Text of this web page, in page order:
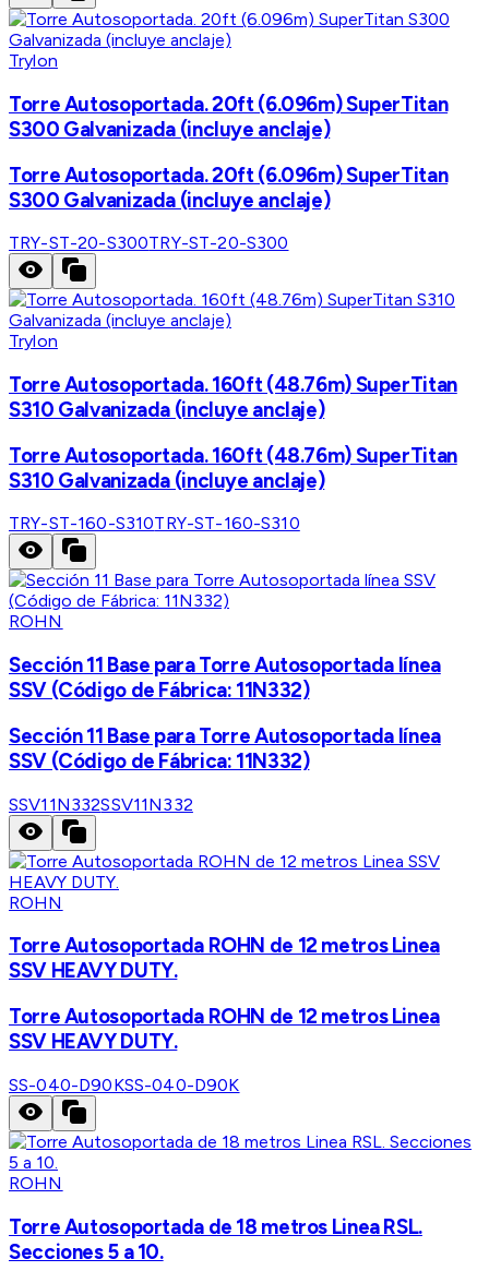
Trylon
Torre Autosoportada. 20ft (6.096m) SuperTitan
S300 Galvanizada (incluye anclaje)
Torre Autosoportada. 20ft (6.096m) SuperTitan
S300 Galvanizada (incluye anclaje)
TRY-ST-20-S300TRY-ST-20-S300
Trylon
Torre Autosoportada. 160ft (48.76m) SuperTitan
S310 Galvanizada (incluye anclaje)
Torre Autosoportada. 160ft (48.76m) SuperTitan
S310 Galvanizada (incluye anclaje)
TRY-ST-160-S310TRY-ST-160-S310
ROHN
Sección 11 Base para Torre Autosoportada línea
SSV (Código de Fábrica: 11N332)
Sección 11 Base para Torre Autosoportada línea
SSV (Código de Fábrica: 11N332)
SSV11N332SSV11N332
ROHN
Torre Autosoportada ROHN de 12 metros Linea
SSV HEAVY DUTY.
Torre Autosoportada ROHN de 12 metros Linea
SSV HEAVY DUTY.
SS-040-D90KSS-040-D90K
ROHN
Torre Autosoportada de 18 metros Linea RSL.
Secciones 5 a 10.